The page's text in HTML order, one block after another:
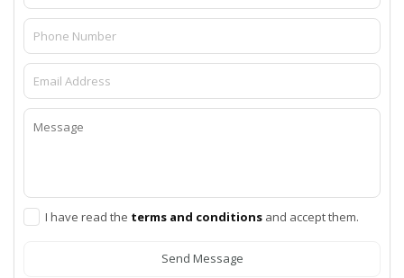
I have read the terms and conditions and accept them.
Send Message